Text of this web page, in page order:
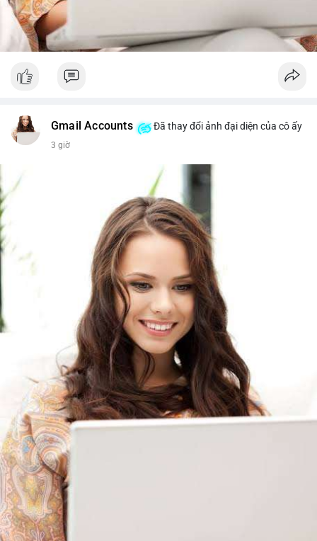
Gmail Accounts Đã thay đổi ảnh đại diện của cô ấy
3 giờ